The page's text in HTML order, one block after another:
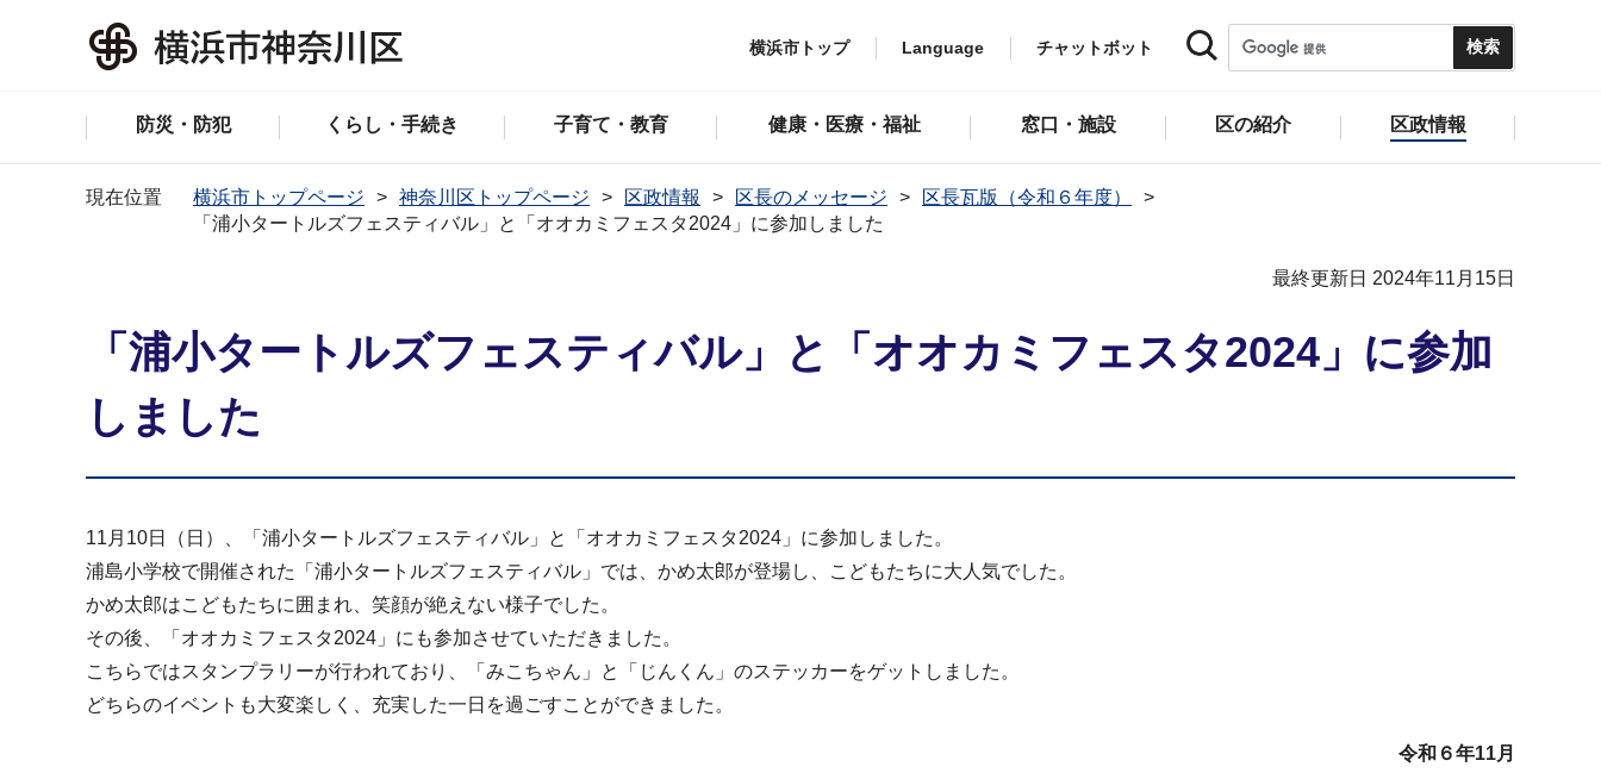
横浜市トップ Language チャットボット
防災・防犯 くらし・手続き 子育て・教育 健康・医療・福祉 窓口・施設 区の紹介 区政情報
現在位置 横浜市トップページ 神奈川区トップページ 区政情報 区長のメッセージ
区長瓦版（令和６年度）
「浦小タートルズフェスティバル」と「オオカミフェスタ2024」に参加しました
最終更新日 2024年11月15日
「浦小タートルズフェスティバル」と「オオカミフェスタ2024」に参加
しました
11月10日（日）、「浦小タートルズフェスティバル」と「オオカミフェスタ2024」に参加しました。
浦島小学校で開催された「浦小タートルズフェスティバル」では、かめ太郎が登場し、こどもたちに大人気でした。
かめ太郎はこどもたちに囲まれ、笑顔が絶えない様子でした。
その後、「オオカミフェスタ2024」にも参加させていただきました。
こちらではスタンプラリーが行われており、「みこちゃん」と「じんくん」のステッカーをゲットしました。
どちらのイベントも大変楽しく、充実した一日を過ごすことができました。
令和６年11月